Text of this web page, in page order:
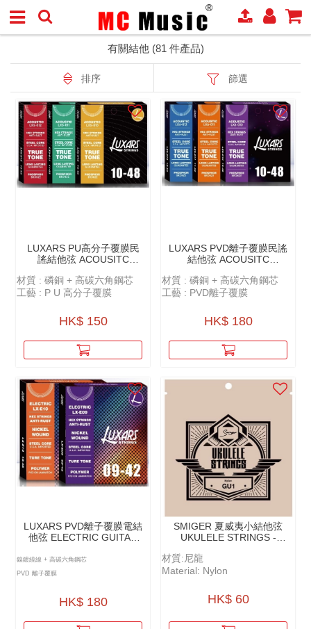
有關結他 (81 件產品)
排序 篩選
LUXARS PU⾼分⼦覆膜民
謠結他弦 ACOUSITC
POLYMER COATING -
LX5
材質 : 磷銅 + 高碳六角鋼芯
工藝 : P U 高分子覆膜
HK$ 150
LUXARS PVD離⼦覆膜民謠
結他弦 ACOUSITC
LON COATING - LX6
材質 : 磷銅 + 高碳六角鋼芯
工藝 : PVD離子覆膜
HK$ 180
LUXARS PVD離⼦覆膜電結
他弦 ELECTRIC GUITAR
COATING - LX-E
鎳鍍繞線 + 高碳六角鋼芯
PVD 離子覆膜
HK$ 180
SMIGER 夏威夷小結他弦
UKULELE STRINGS -
材質:尼龍
Material: Nylon
HK$ 60